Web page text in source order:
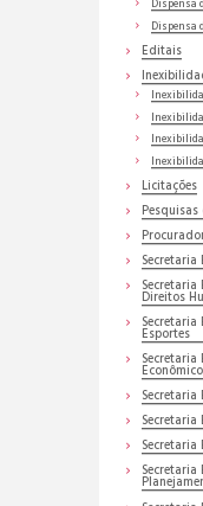
Dispensa
Dispensa
Editais
Licitações
Secretaria
Direitos
Esportes
Secretaria
Secretaria
Secretaria
Secretaria
Secretaria